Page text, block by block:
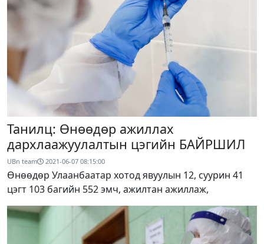
Танилц: Өнөөдөр ажиллах
дархлаажуулалтын цэгийн БАЙРШИЛ
UBn team 2021-06-07 08:15:00
Өнөөдөр Улаанбаатар хотод явуулын 12, суурин 41
цэгт 103 багийн 552 эмч, ажилтан ажиллаж,